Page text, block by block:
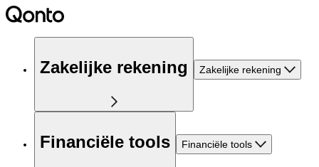
Zakelijke rekening Zakelijke rekening
Financiële tools Financiële tools